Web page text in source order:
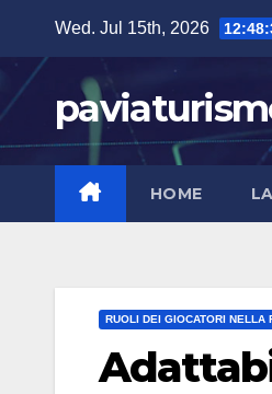
content
Wed. Jul 15th, 2026
HOME
RUOLI DEI GIOCATORI NELLA